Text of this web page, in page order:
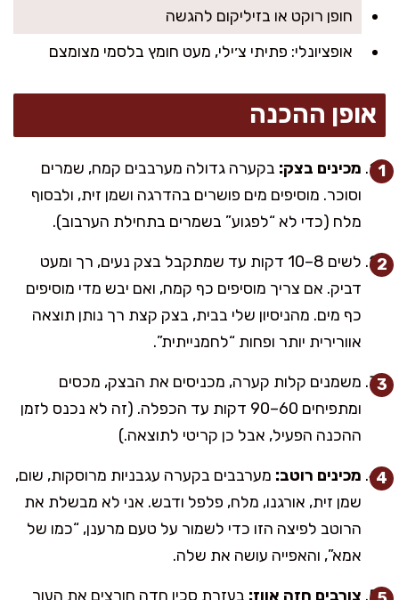
חופן רוקט או בזיליקום להגשה
אופציונלי: פתיתי צ׳ילי, מעט חומץ בלסמי מצומצם
אופן ההכנה
מכינים בצק: בקערה גדולה מערבבים קמח, שמרים
וסוכר. מוסיפים מים פושרים בהדרגה ושמן זית, ולבסוף
מלח (כדי לא “לפגוע” בשמרים בתחילת הערבוב).
לשים 8–10 דקות עד שמתקבל בצק נעים, רך ומעט
דביק. אם צריך מוסיפים כף קמח, ואם יבש מדי מוסיפים
כף מים. מהניסיון שלי בבית, בצק קצת רך נותן תוצאה
אוורירית יותר ופחות “לחמנייתית”.
משמנים קלות קערה, מכניסים את הבצק, מכסים
ומתפיחים 60–90 דקות עד הכפלה. (זה לא נכנס לזמן
ההכנה הפעיל, אבל כן קריטי לתוצאה.)
מכינים רוטב: מערבבים בקערה עגבניות מרוסקות, שום,
שמן זית, אורגנו, מלח, פלפל ודבש. אני לא מבשלת את
הרוטב לפיצה הזו כדי לשמור על טעם מרענן, “כמו של
אמא”, והאפייה עושה את שלה.
צורבים חזה אווז: בעזרת סכין חדה חורצים את העור